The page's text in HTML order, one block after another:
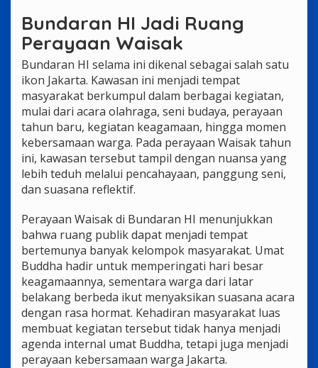
Bundaran HI Jadi Ruang
Perayaan Waisak
Bundaran HI selama ini dikenal sebagai salah satu
ikon Jakarta. Kawasan ini menjadi tempat
masyarakat berkumpul dalam berbagai kegiatan,
mulai dari acara olahraga, seni budaya, perayaan
tahun baru, kegiatan keagamaan, hingga momen
kebersamaan warga. Pada perayaan Waisak tahun
ini, kawasan tersebut tampil dengan nuansa yang
lebih teduh melalui pencahayaan, panggung seni,
dan suasana reflektif.
Perayaan Waisak di Bundaran HI menunjukkan
bahwa ruang publik dapat menjadi tempat
bertemunya banyak kelompok masyarakat. Umat
Buddha hadir untuk memperingati hari besar
keagamaannya, sementara warga dari latar
belakang berbeda ikut menyaksikan suasana acara
dengan rasa hormat. Kehadiran masyarakat luas
membuat kegiatan tersebut tidak hanya menjadi
agenda internal umat Buddha, tetapi juga menjadi
perayaan kebersamaan warga Jakarta.